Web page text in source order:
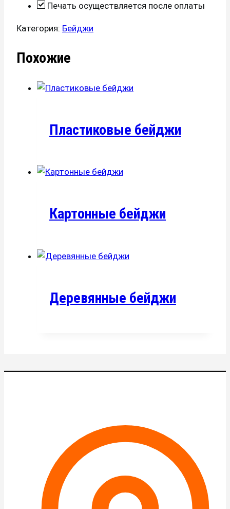
Печать осуществляется после оплаты
Категория: Бейджи
Похожие
Пластиковые бейджи
Картонные бейджи
Деревянные бейджи